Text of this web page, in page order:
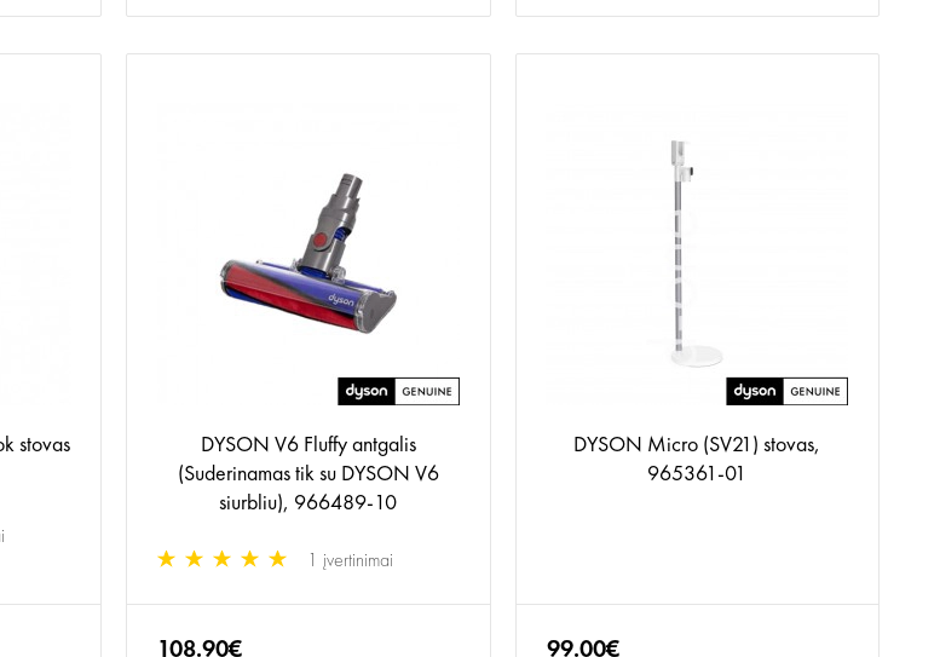
stovas
DYSON V6 Fluffy antgalis
(Suderinamas tik su DYSON V6
siurbliu), 966489-10
1 įvertinimai
108.90€
DYSON Micro (SV21) stovas,
965361-01
99.00€